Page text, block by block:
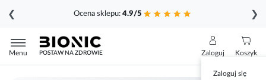
Ocena sklepu: 4.9/5
❮ ❯
do
treści
Menu POSTAW NA ZDROWIE Zaloguj
Zaloguj się
Koszyk